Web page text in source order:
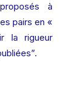
à
pairs en «
la rigueur